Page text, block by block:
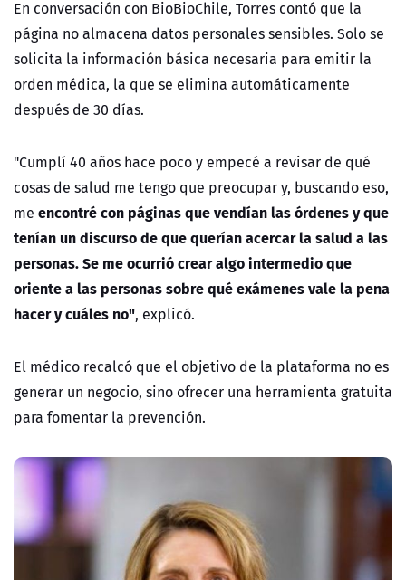
En conversación con BioBioChile, Torres contó que la
página no almacena datos personales sensibles. Solo se
solicita la información básica necesaria para emitir la
orden médica, la que se elimina automáticamente
después de 30 días.
"Cumplí 40 años hace poco y empecé a revisar de qué
cosas de salud me tengo que preocupar y, buscando eso,
me encontré con páginas que vendían las órdenes y que
tenían un discurso de que querían acercar la salud a las
personas. Se me ocurrió crear algo intermedio que
oriente a las personas sobre qué exámenes vale la pena
hacer y cuáles no", explicó.
El médico recalcó que el objetivo de la plataforma no es
generar un negocio, sino ofrecer una herramienta gratuita
para fomentar la prevención.